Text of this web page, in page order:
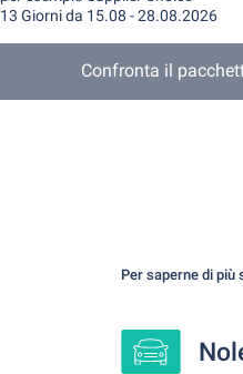
13 Giorni da 15.08 - 28.08.2026
Confronta il
Per saperne di più